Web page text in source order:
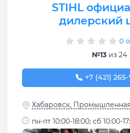
STIHL
дилерский
0
№13 из 24
+7 (421) 265-
+7 (421)
Хабаровск, Промышленная
пн-пт 10:00-18:00; сб 10:00-